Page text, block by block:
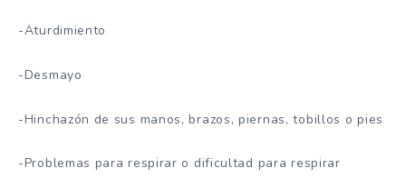
-Aturdimiento
-Desmayo
-Hinchazón de sus manos, brazos, piernas, tobillos o pies
-Problemas para respirar o dificultad para respirar